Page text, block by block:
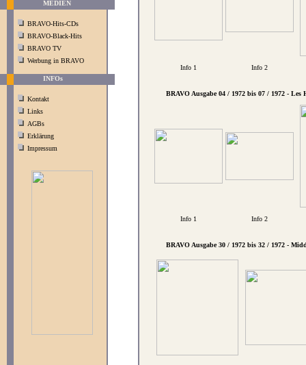
MEDIEN
BRAVO-Hits-CDs
BRAVO-Black-Hits
BRAVO TV
Werbung in BRAVO
INFOs
Kontakt
Links
AGBs
Erklärung
Impressum
Info 1 Info 2
BRAVO Ausgabe 04 / 1972 bis 07 / 1972 - Les
Info 1 Info 2
BRAVO Ausgabe 30 / 1972 bis 32 / 1972 -